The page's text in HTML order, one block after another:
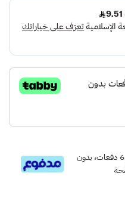
قسم دفعاتك بطريقة ميسرة إلى 4 وحتى 6 دفعات، بدون